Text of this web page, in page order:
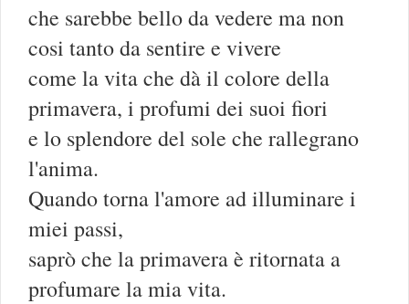
che sarebbe bello da vedere ma non
cosi tanto da sentire e vivere
come la vita che dà il colore della
primavera, i profumi dei suoi fiori
e lo splendore del sole che rallegrano
l'anima.
Quando torna l'amore ad illuminare i
miei passi,
saprò che la primavera è ritornata a
profumare la mia vita.